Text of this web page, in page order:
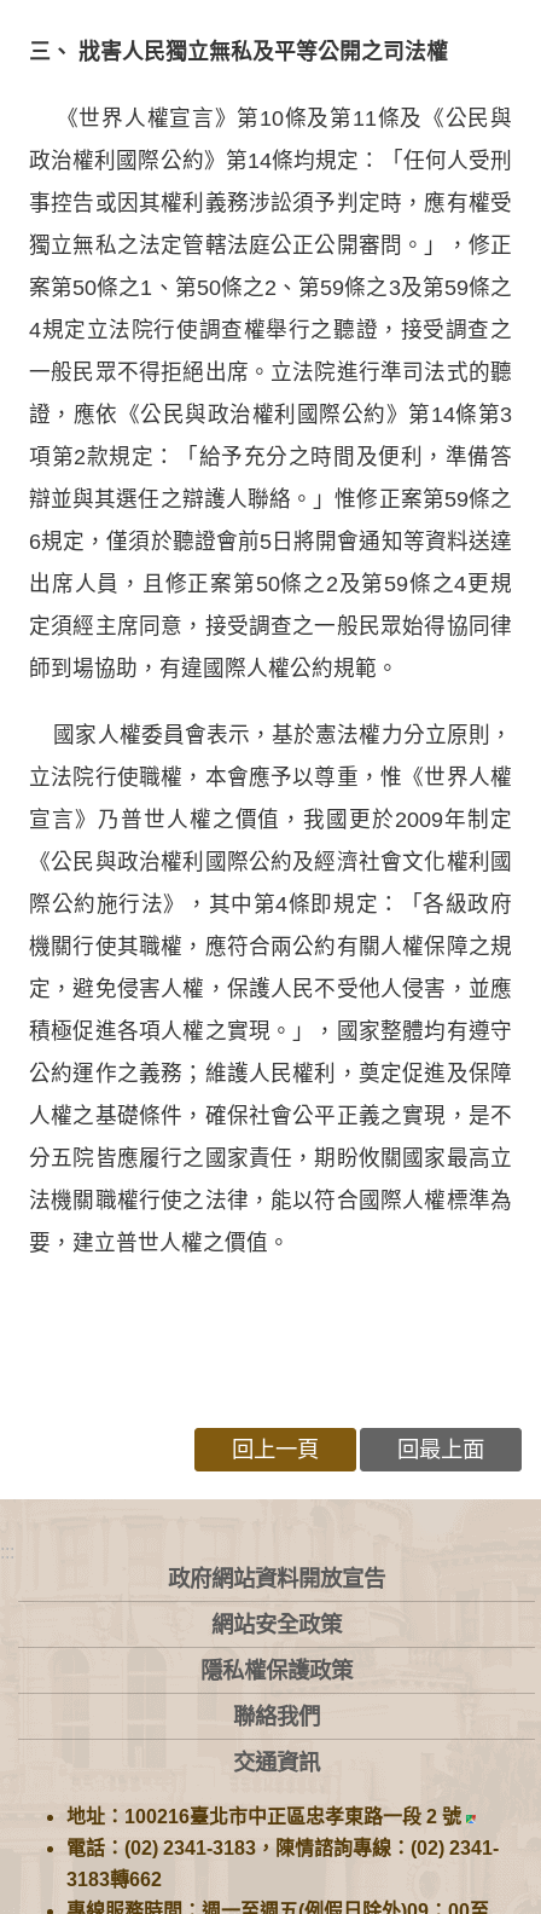
三、 戕害人民獨立無私及平等公開之司法權
《世界人權宣言》第10條及第11條及《公民與
政治權利國際公約》第14條均規定：「任何人受刑
事控告或因其權利義務涉訟須予判定時，應有權受
獨立無私之法定管轄法庭公正公開審問。」，修正
案第50條之1、第50條之2、第59條之3及第59條之
4規定立法院行使調查權舉行之聽證，接受調查之
一般民眾不得拒絕出席。立法院進行準司法式的聽
證，應依《公民與政治權利國際公約》第14條第3
項第2款規定：「給予充分之時間及便利，準備答
辯並與其選任之辯護人聯絡。」惟修正案第59條之
6規定，僅須於聽證會前5日將開會通知等資料送達
出席人員，且修正案第50條之2及第59條之4更規
定須經主席同意，接受調查之一般民眾始得協同律
師到場協助，有違國際人權公約規範。
國家人權委員會表示，基於憲法權力分立原則，
立法院行使職權，本會應予以尊重，惟《世界人權
宣言》乃普世人權之價值，我國更於2009年制定
《公民與政治權利國際公約及經濟社會文化權利國
際公約施行法》，其中第4條即規定：「各級政府
機關行使其職權，應符合兩公約有關人權保障之規
定，避免侵害人權，保護人民不受他人侵害，並應
積極促進各項人權之實現。」，國家整體均有遵守
公約運作之義務；維護人民權利，奠定促進及保障
人權之基礎條件，確保社會公平正義之實現，是不
分五院皆應履行之國家責任，期盼攸關國家最高立
法機關職權行使之法律，能以符合國際人權標準為
要，建立普世人權之價值。
回上一頁 回最上面
:::
政府網站資料開放宣告
網站安全政策
隱私權保護政策
聯絡我們
交通資訊
地址：100216臺北市中正區忠孝東路一段 2 號
電話：(02) 2341-3183，陳情諮詢專線：(02) 2341-
3183轉662